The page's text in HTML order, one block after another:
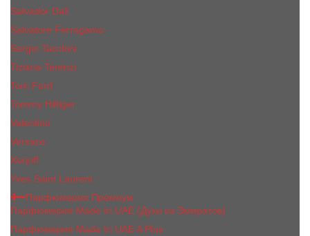
Salvador Dali
Salvatore Ferragamo
Sergio Tacchini
Tiziana Terenzi
Tom Ford
Tommy Hilfiger
Valentino
Versace
Xerjoff
Yves Saint Laurent
Парфюмерия Премиум
Парфюмерия Made In UAE (Духи из Эмиратов)
Парфюмерия Made In UAE A Plus